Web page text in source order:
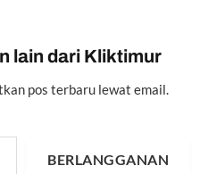
lain dari Kliktimur
pos terbaru lewat email.
BERLANGGANAN